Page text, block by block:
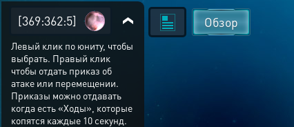
Обзор
[369:362:5]
Левый клик по юниту, чтобы
выбрать. Правый клик
чтобы отдать приказ об
атаке или перемещении.
Приказы можно отдавать
когда есть «Ходы», которые
копятся каждые 10 секунд.